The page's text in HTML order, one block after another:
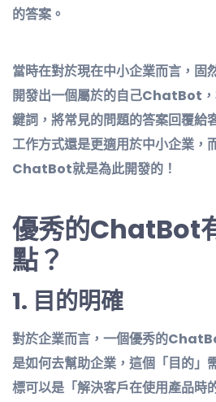
的答案。
當時在對於現在中小企業而言，固
開發出一個屬於的自己ChatBot，
鍵詞，將常見的問題的答案回覆給
工作方式還是更適用於中小企業
ChatBot就是為此開發的！
優秀的ChatBot
點？
1. 目的明確
對於企業而言，一個優秀的
是如何去幫助企業，這個「目的」
標可以是「解決客戶在使用產品時